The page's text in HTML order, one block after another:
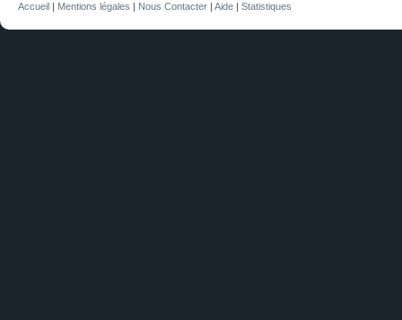
Accueil | Mentions légales | Nous Contacter | Aide | Statistiques